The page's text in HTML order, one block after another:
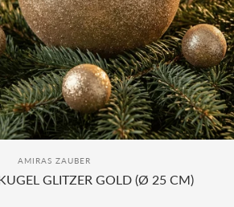
Anbieter:
AMIRAS ZAUBER
GLITZER GOLD (Ø 25 CM)